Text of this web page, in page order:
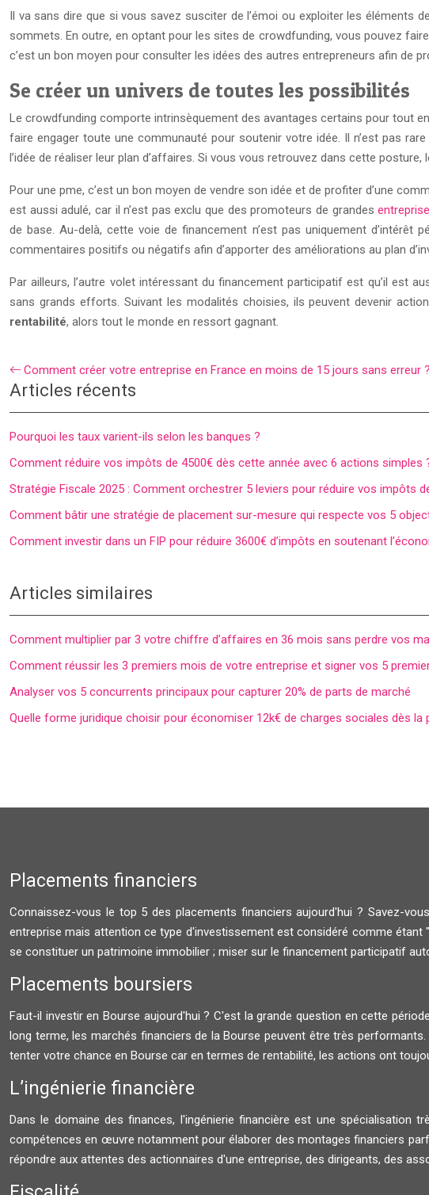
Il va sans dire que si vous savez susciter de l’émoi ou exploiter les éléments
sommets.En outre, en optant pour les sites de crowdfunding, vous pouvez
c’est un bon moyen pour consulter les idées des autres entrepreneurs afin de
Se créer un univers de toutes les possibilités
Le crowdfunding comporte intrinsèquement des avantages certains pour tout
faire engager toute une communauté pour soutenir votre idée. Il n’est pas
l’idée de réaliser leur plan d’affaires. Si vous vous retrouvez dans cette
Pour une pme, c’est un bon moyen de vendre son idée et de profiter d’une
est aussi adulé, car il n’est pas exclu que des promoteurs de grandes
de base.Au-delà, cette voie de financement n’est pas uniquement d’intérêt
commentaires positifs ou négatifs afin d’apporter des améliorations au plan
Par ailleurs, l’autre volet intéressant du financement participatif est qu’il est
sans grands efforts. Suivant les modalités choisies, ils peuvent devenir
rentabilité, alors tout le monde en ressort gagnant.
Comment créer votre entreprise en France en moins de 15 jours sans erreur ?
Articles récents
Pourquoi les taux varient-ils selon les banques ?
Comment réduire vos impôts de 4500€ dès cette année avec 6 actions simples
Stratégie Fiscale 2025 : Comment orchestrer 5 leviers pour réduire vos impôts
Comment bâtir une stratégie de placement sur-mesure qui respecte vos 5
Comment investir dans un FIP pour réduire 3600€ d’impôts en soutenant
Articles similaires
Comment multiplier par 3 votre chiffre d’affaires en 36 mois sans perdre vos
Comment réussir les 3 premiers mois de votre entreprise et signer vos 5
Analyser vos 5 concurrents principaux pour capturer 20% de parts de marché
Quelle forme juridique choisir pour économiser 12k€ de charges sociales dès la
Placements financiers
Connaissez-vous le top 5 des placements financiers aujourd'hui ? Savez-
entreprise mais attention ce type d'investissement est considéré comme
se constituer un patrimoine immobilier ; miser sur le financement participatif
Placements boursiers
Faut-il investir en Bourse aujourd'hui ? C'est la grande question en cette
long terme, les marchés financiers de la Bourse peuvent être très
tenter votre chance en Bourse car en termes de rentabilité, les actions ont
L’ingénierie financière
Dans le domaine des finances, l'ingénierie financière est une spécialisation
compétences en œuvre notamment pour élaborer des montages financiers
répondre aux attentes des actionnaires d'une entreprise, des dirigeants, des